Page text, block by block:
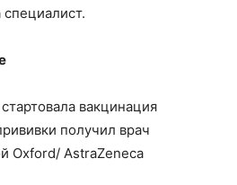
вакцинация
получил врач
Oxford/ AstraZeneca